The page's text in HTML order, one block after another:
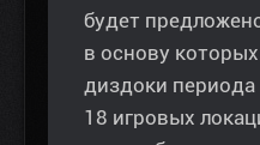
будет
в основу
диздоки
18 игровых